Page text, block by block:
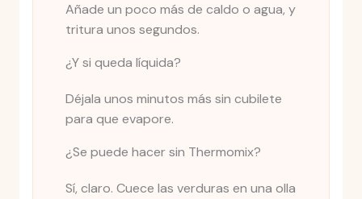
Añade un poco más de caldo o agua, y
tritura unos segundos.
¿Y si queda líquida?
Déjala unos minutos más sin cubilete
para que evapore.
¿Se puede hacer sin Thermomix?
Sí, claro. Cuece las verduras en una olla